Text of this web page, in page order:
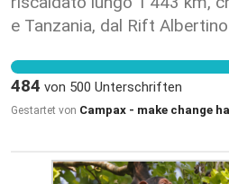
e Tanzania, dal Rift
carbonio ammonterebbe a
tonnellate di CO2
è una catastrofe totale non
Lungo il suo percorso,
484 von 500 Unterschriften
Gestartet von Campax - make change